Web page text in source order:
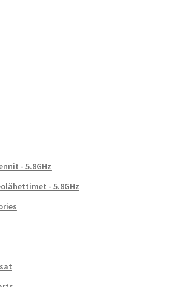
- 5.8GHz
- 5.8GHz